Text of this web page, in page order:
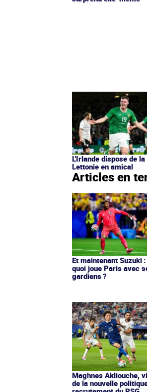
L'Irlande dispose de la
Lettonie en amical
Articles en
Et maintenant Suzuki
quoi joue Paris avec
gardiens ?
Maghnes Akliouche,
de la nouvelle